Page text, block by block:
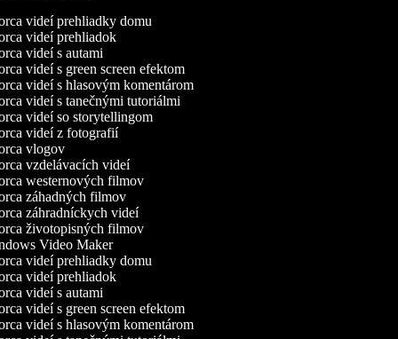
videí prehliadky domu
videí prehliadok
videí s autami
videí s green screen efektom
videí s hlasovým komentárom
videí s tanečnými tutoriálmi
videí so storytellingom
videí z fotografií
vlogov
vzdelávacích videí
westernových filmov
záhadných filmov
záhradníckych videí
životopisných filmov
Video Maker
videí prehliadky domu
videí prehliadok
videí s autami
videí s green screen efektom
videí s hlasovým komentárom